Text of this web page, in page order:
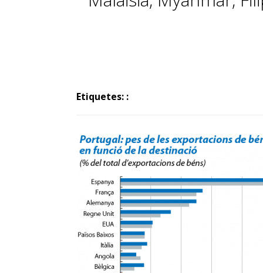
Etiquetes: